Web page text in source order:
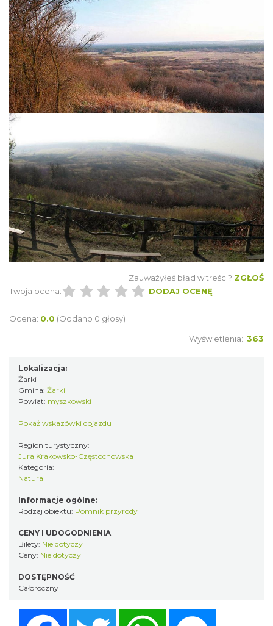
Zauważyłeś błąd w treści? ZGŁOŚ
Twoja ocena:
DODAJ OCENĘ
Ocena: 0.0 (Oddano 0 głosy)
Wyświetlenia: 363
Lokalizacja:
Żarki
Gmina: Żarki
Powiat: myszkowski
Pokaż wskazówki dojazdu
Region turystyczny:
Jura Krakowsko-Częstochowska
Kategoria:
Natura
Informacje ogólne:
Rodzaj obiektu: Pomnik przyrody
CENY I UDOGODNIENIA
Bilety: Nie dotyczy
Ceny: Nie dotyczy
DOSTĘPNOŚĆ
Całoroczny
Twitter WhatsApp